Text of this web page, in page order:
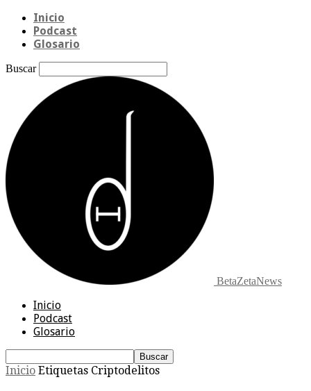
Inicio
Podcast
Glosario
Buscar
BetaZetaNews
Inicio
Podcast
Glosario
Inicio Etiquetas Criptodelitos